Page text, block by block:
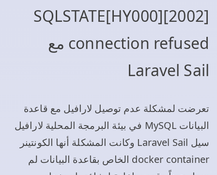
SQLSTATE[HY000][2002]
connection refused مع
Laravel Sail
تعرضت لمشكلة عدم توصيل لارافيل مع قاعدة
البيانات MySQL في بيئة البرمجة المحلية لارافيل
سيل Laravel Sail وكانت المشكلة أنها الكونتينر
docker container الخاص بقاعدة البيانات لم